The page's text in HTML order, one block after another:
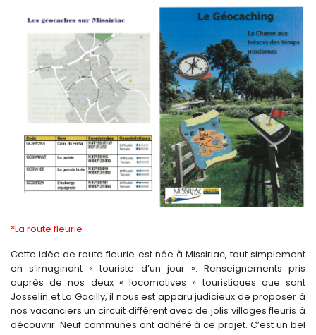
*La route fleurie
Cette idée de route fleurie est née à Missiriac, tout simplement
en s’imaginant « touriste d’un jour ». Renseignements pris
auprès de nos deux « locomotives » touristiques que sont
Josselin et La Gacilly, il nous est apparu judicieux de proposer à
nos vacanciers un circuit différent avec de jolis villages fleuris à
découvrir. Neuf communes ont adhéré à ce projet. C’est un bel